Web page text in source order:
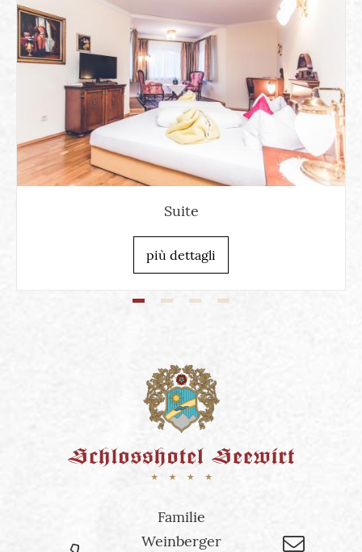
Suite
più dettagli
Familie
Weinberger